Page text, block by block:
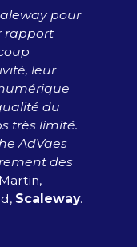
pour
rapport
leur
du
très limité.
AdVaes
des
Scaleway.